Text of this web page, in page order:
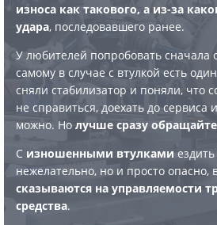
износа как такового, а из-за
удара, последовавшего ранее.
У любителей попробовать сначала
самому в случае с втулкой есть
сняли стабилизатор и поняли, что
не справиться, доехать до сервиса
можно. Но лучше сразу
С изношенными втулками
нежелательно, но и просто опасно,
сказываются на управляемости
средства.